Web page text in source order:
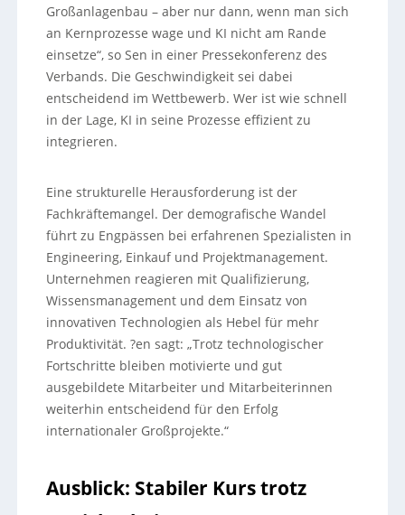
Großanlagenbau – aber nur dann, wenn man sich
an Kernprozesse wage und KI nicht am Rande
einsetze“, so Sen in einer Pressekonferenz des
Verbands. Die Geschwindigkeit sei dabei
entscheidend im Wettbewerb. Wer ist wie schnell
in der Lage, KI in seine Prozesse effizient zu
integrieren.
Eine strukturelle Herausforderung ist der
Fachkräftemangel. Der demografische Wandel
führt zu Engpässen bei erfahrenen Spezialisten in
Engineering, Einkauf und Projektmanagement.
Unternehmen reagieren mit Qualifizierung,
Wissensmanagement und dem Einsatz von
innovativen Technologien als Hebel für mehr
Produktivität. ?en sagt: „Trotz technologischer
Fortschritte bleiben motivierte und gut
ausgebildete Mitarbeiter und Mitarbeiterinnen
weiterhin entscheidend für den Erfolg
internationaler Großprojekte.“
Ausblick: Stabiler Kurs trotz